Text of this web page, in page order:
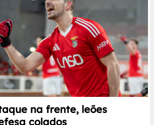
na frente, leões
colados